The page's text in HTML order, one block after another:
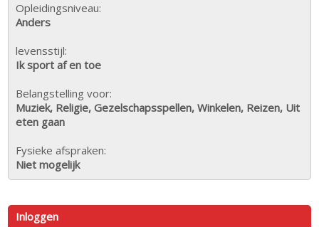
Opleidingsniveau:
Anders
levensstijl:
Ik sport af en toe
Belangstelling voor:
Muziek, Religie, Gezelschapsspellen, Winkelen, Reizen, Uit
eten gaan
Fysieke afspraken:
Niet mogelijk
Inloggen